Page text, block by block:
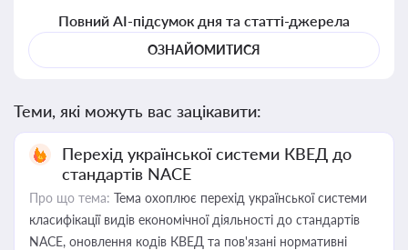
Повний AI-підсумок дня та статті-джерела
ОЗНАЙОМИТИСЯ
Теми, які можуть вас зацікавити:
Перехід української системи КВЕД до
стандартів NACE
Про що тема: Тема охоплює перехід української системи
класифікації видів економічної діяльності до стандартів
NACE, оновлення кодів КВЕД та пов'язані нормативні